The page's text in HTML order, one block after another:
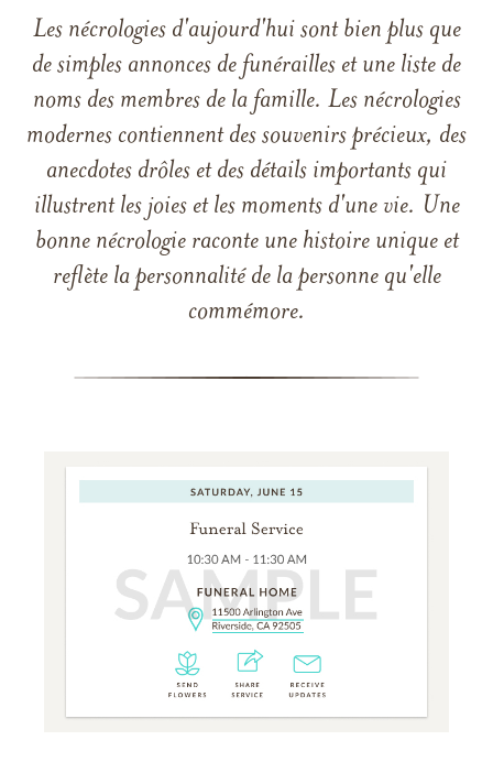
Les nécrologies d'aujourd'hui sont bien plus que
de simples annonces de funérailles et une liste de
noms des membres de la famille. Les nécrologies
modernes contiennent des souvenirs précieux, des
anecdotes drôles et des détails importants qui
illustrent les joies et les moments d'une vie. Une
bonne nécrologie raconte une histoire unique et
reflète la personnalité de la personne qu'elle
commémore.